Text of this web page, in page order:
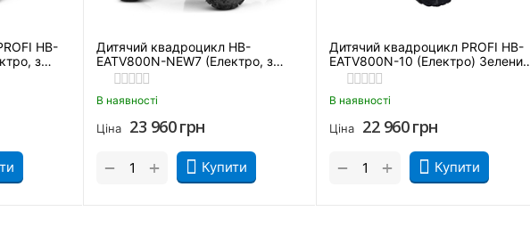
HB-
з
Дитячий квадроцикл HB-
EATV800N-NEW7 (Електро, з
MP3 плеєром)
В наявності
Ціна 23 960грн
Купити
+
−
Дитячий квадроцикл PROFI HB-
EATV800N-10 (Електро) Зелений
Камуфляж
В наявності
Ціна 22 960грн
Купити
+
−